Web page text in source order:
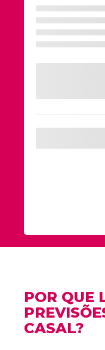
POR QUE
CASAL?